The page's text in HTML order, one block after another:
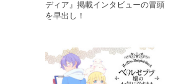
ディア』掲載インタビューの冒頭
を早出し！